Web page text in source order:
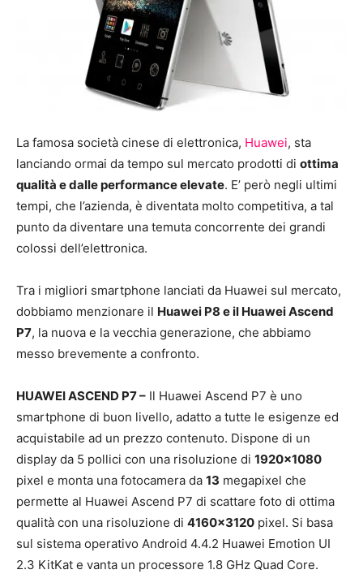
La famosa società cinese di elettronica, Huawei, sta
lanciando ormai da tempo sul mercato prodotti di ottima
qualità e dalle performance elevate. E’ però negli ultimi
tempi, che l’azienda, è diventata molto competitiva, a tal
punto da diventare una temuta concorrente dei grandi
colossi dell’elettronica.
Tra i migliori smartphone lanciati da Huawei sul mercato,
dobbiamo menzionare il Huawei P8 e il Huawei Ascend
P7, la nuova e la vecchia generazione, che abbiamo
messo brevemente a confronto.
HUAWEI ASCEND P7 – Il Huawei Ascend P7 è uno
smartphone di buon livello, adatto a tutte le esigenze ed
acquistabile ad un prezzo contenuto. Dispone di un
display da 5 pollici con una risoluzione di 1920×1080
pixel e monta una fotocamera da 13 megapixel che
permette al Huawei Ascend P7 di scattare foto di ottima
qualità con una risoluzione di 4160×3120 pixel. Si basa
sul sistema operativo Android 4.4.2 Huawei Emotion UI
2.3 KitKat e vanta un processore 1.8 GHz Quad Core.